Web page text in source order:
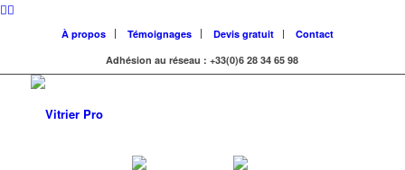
À propos Témoignages
Contact
Adhésion au réseau : +33(0)6 28 34 65 98